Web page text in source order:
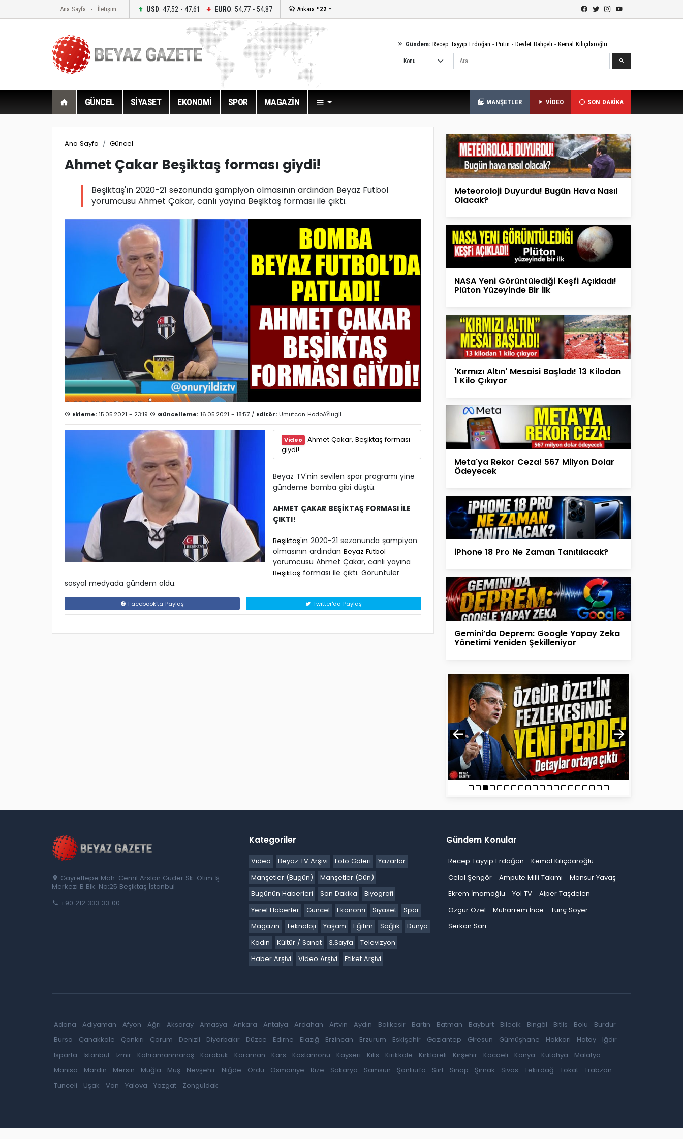
Ana Sayfa İletişim USD: 47,52 - 47,61 EURO: 54,77 - 54,87 Ankara º22
Gündem: Recep Tayyip Erdoğan - Putin - Devlet Bahçeli - Kemal Kılıçdaroğlu
Ara
GÜNCEL SİYASET EKONOMİ SPOR MAGAZİN MANŞETLER VİDEO SON DAKİKA
Ana Sayfa Güncel
Ahmet Çakar Beşiktaş forması giydi!
Beşiktaş'ın 2020-21 sezonunda şampiyon olmasının ardından Beyaz Futbol
yorumcusu Ahmet Çakar, canlı yayına Beşiktaş forması ile çıktı.
Ekleme: 15.05.2021 - 23:19 Güncelleme: 16.05.2021 - 18:57 / Editör: Umutcan HodoÄŸlugil
Video
Ahmet Çakar, Beşiktaş forması
giydi!
Beyaz TV'nin sevilen spor programı yine
gündeme bomba gibi düştü.
AHMET ÇAKAR BEŞİKTAŞ FORMASI İLE
ÇIKTI!
Beşiktaş'ın 2020-21 sezonunda şampiyon
olmasının ardından Beyaz Futbol
yorumcusu Ahmet Çakar, canlı yayına
Beşiktaş forması ile çıktı. Görüntüler
sosyal medyada gündem oldu.
Facebook'ta Paylaş Twitter'da Paylaş
Meteoroloji Duyurdu! Bugün Hava Nasıl
Olacak?
NASA Yeni Görüntülediği Keşfi Açıkladı!
Plüton Yüzeyinde Bir İlk
'Kırmızı Altın' Mesaisi Başladı! 13 Kilodan
1 Kilo Çıkıyor
Meta'ya Rekor Ceza! 567 Milyon Dolar
Ödeyecek
iPhone 18 Pro Ne Zaman Tanıtılacak?
Gemini’da Deprem: Google Yapay Zeka
Yönetimi Yeniden Şekilleniyor
Gayrettepe Mah. Cemil Arslan Güder Sk. Otim İş
Merkezi B Blk. No:25 Beşiktaş İstanbul
+90 212 333 33 00
Kategoriler
Video Beyaz TV Arşivi Foto Galeri
Yazarlar
Manşetler (Bugün)
Manşetler (Dün)
Bugünün Haberleri
Son Dakika
Biyografi
Yerel Haberler
Güncel Ekonomi Siyaset
Spor
Magazin
Teknoloji Yaşam Eğitim Sağlık
Dünya
Kadın
Kültür / Sanat 3.Sayfa
Televizyon
Haber Arşivi
Video Arşivi Etiket Arşivi
Gündem Konular
Recep Tayyip Erdoğan
Kemal Kılıçdaroğlu
Celal Şengör
Ampute Milli Takımı
Mansur Yavaş
Ekrem İmamoğlu
Yol TV
Alper Taşdelen
Özgür Özel
Muharrem İnce
Tunç Soyer
Serkan Sarı
Adana Adıyaman Afyon Ağrı Aksaray Amasya Ankara Antalya Ardahan Artvin Aydın Balıkesir Bartın Batman Bayburt Bilecik Bingöl Bitlis Bolu
Burdur
Bursa
Çanakkale Çankırı Çorum Denizli Diyarbakır Düzce Edirne Elazığ Erzincan Erzurum Eskişehir Gaziantep Giresun Gümüşhane Hakkari Hatay
Iğdır
Isparta
İstanbul İzmir Kahramanmaraş Karabük Karaman Kars Kastamonu Kayseri Kilis Kırıkkale Kırklareli Kırşehir Kocaeli Konya Kütahya
Malatya
Manisa
Mardin Mersin Muğla Muş Nevşehir Niğde Ordu Osmaniye Rize Sakarya Samsun Şanlıurfa Siirt Sinop Şırnak Sivas Tekirdağ Tokat
Trabzon
Tunceli
Uşak Van Yalova Yozgat Zonguldak